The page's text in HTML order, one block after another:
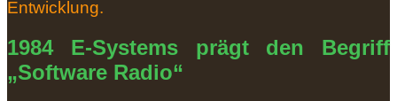
Entwicklung.
1984 E-Systems prägt den Begriff
„Software Radio“